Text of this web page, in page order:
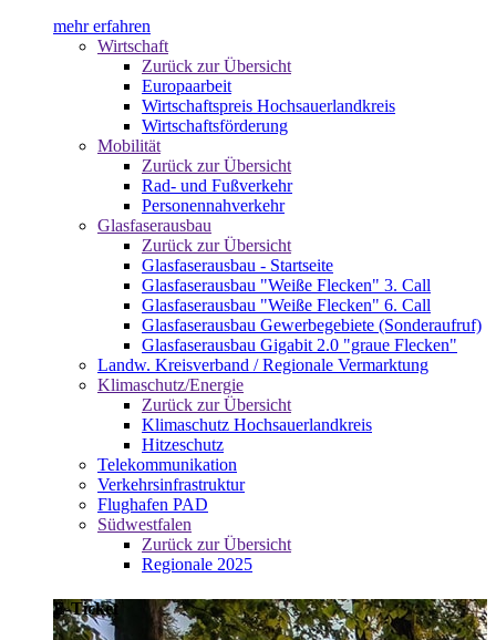
mehr erfahren
Wirtschaft
Zurück zur Übersicht
Europaarbeit
Wirtschaftspreis Hochsauerlandkreis
Wirtschaftsförderung
Mobilität
Zurück zur Übersicht
Rad- und Fußverkehr
Personennahverkehr
Glasfaserausbau
Zurück zur Übersicht
Glasfaserausbau - Startseite
Glasfaserausbau "Weiße Flecken" 3. Call
Glasfaserausbau "Weiße Flecken" 6. Call
Glasfaserausbau Gewerbegebiete (Sonderaufruf)
Glasfaserausbau Gigabit 2.0 "graue Flecken"
Landw. Kreisverband / Regionale Vermarktung
Klimaschutz/Energie
Zurück zur Übersicht
Klimaschutz Hochsauerlandkreis
Hitzeschutz
Telekommunikation
Verkehrsinfrastruktur
Flughafen PAD
Südwestfalen
Zurück zur Übersicht
Regionale 2025
E-Ticket